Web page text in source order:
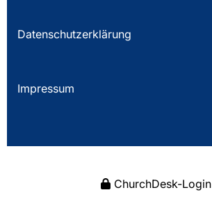
Datenschutzerklärung
Impressum
ChurchDesk-Login